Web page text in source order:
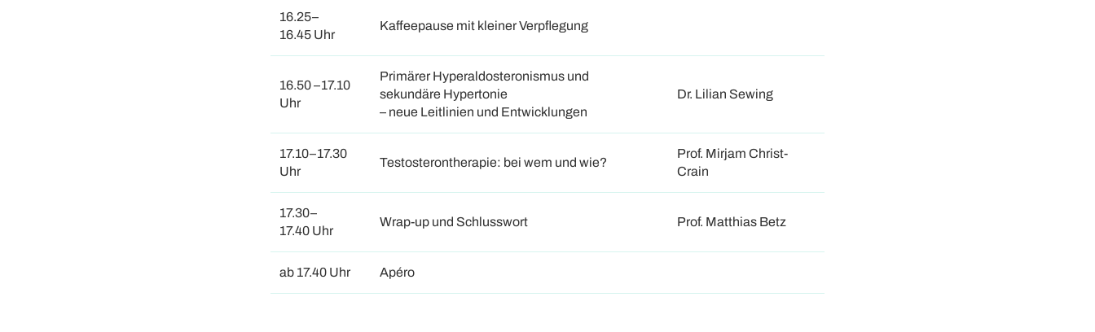
16.25–
16.45 Uhr
Kaffeepause mit kleiner Verpflegung
16.50 –17.10
Uhr
Primärer Hyperaldosteronismus und
sekundäre Hypertonie
– neue Leitlinien und Entwicklungen
Dr. Lilian Sewing
17.10–17.30
Uhr
Testosterontherapie: bei wem und wie?
Prof. Mirjam Christ-
Crain
17.30–
17.40 Uhr
Wrap-up und Schlusswort Prof. Matthias Betz
ab 17.40 Uhr Apéro